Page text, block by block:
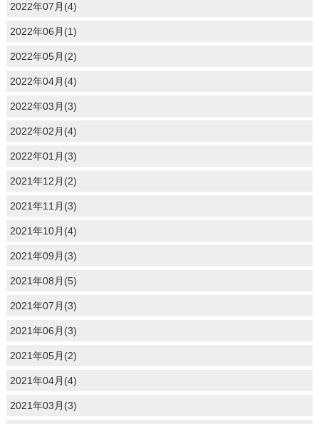
2022年07月(4)
2022年06月(1)
2022年05月(2)
2022年04月(4)
2022年03月(3)
2022年02月(4)
2022年01月(3)
2021年12月(2)
2021年11月(3)
2021年10月(4)
2021年09月(3)
2021年08月(5)
2021年07月(3)
2021年06月(3)
2021年05月(2)
2021年04月(4)
2021年03月(3)